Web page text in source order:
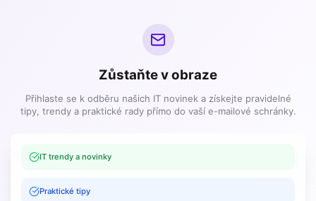
Zůstaňte v obraze
Přihlaste se k odběru našich IT novinek a získejte pravidelné
tipy, trendy a praktické rady přímo do vaší e-mailové schránky.
IT trendy a novinky
Praktické tipy